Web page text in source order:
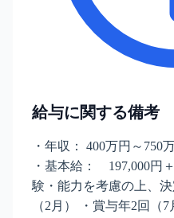
給与に関する備考
・年収： 400万円～750
・基本給： 197,000円
験・能力を考慮の上、
（2月） ・賞与年2回